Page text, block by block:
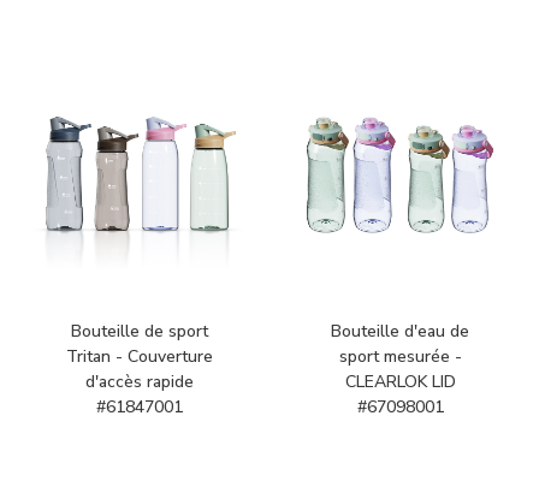
Bouteille de sport
Tritan - Couverture
d'accès rapide
#61847001
Bouteille d'eau de
sport mesurée -
CLEARLOK LID
#67098001